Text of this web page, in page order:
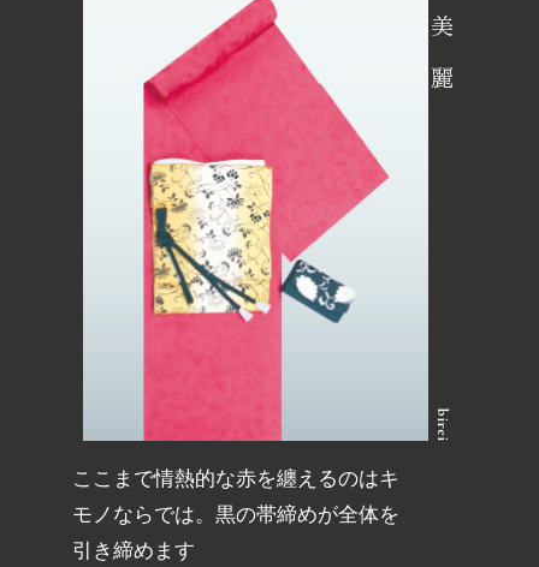
美麗
birei
ここまで情熱的な赤を纏えるのはキ
モノならでは。黒の帯締めが全体を
引き締めます